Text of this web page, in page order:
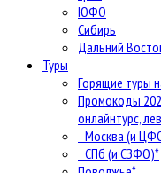
ЮФО
Сибирь
Дальний
Туры
Горящие туры
Промокоды
онлайнтурс,
Москва (и
СПб (и СЗФО)*